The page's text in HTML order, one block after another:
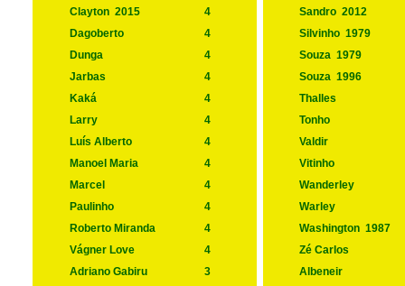
Clayton 2015 4 Sandro 2012
Dagoberto
4 Silvinho 1979
Dunga
4 Souza 1979
Jarbas
4 Souza 1996
Kaká
4
Thalles
Larry
4
Tonho
Luís Alberto
4
Valdir
Manoel Maria
4
Vitinho
Marcel
4
Wanderley
Paulinho
4
Warley
Roberto Miranda
4 Washington 1987
Vágner Love
4
Zé Carlos
Adriano Gabiru
3
Albeneir